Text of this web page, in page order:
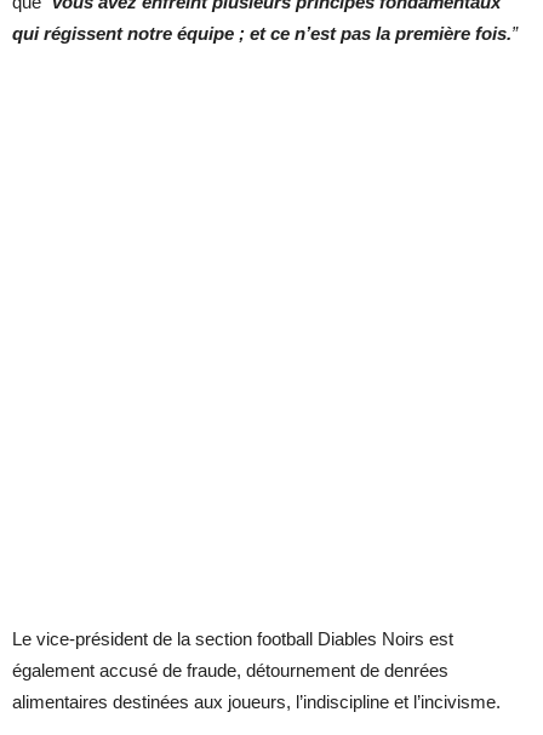
qui régissent notre équipe ; et ce n’est pas la première fois.”
Le vice-président de la section football Diables Noirs est
également accusé de fraude, détournement de denrées
alimentaires destinées aux joueurs, l’indiscipline et l’incivisme.